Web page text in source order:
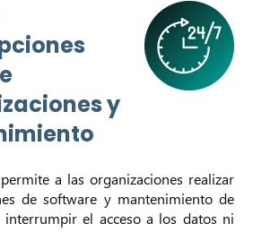
y
a las organizaciones realizar
de software y mantenimiento de
interrumpir el acceso a los datos ni